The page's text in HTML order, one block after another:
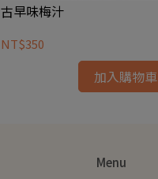
古早味梅汁
NT$350
加入購物車
Menu